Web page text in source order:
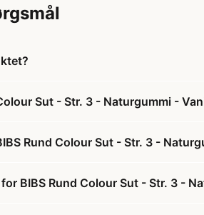
Sut - Str. 3 - Naturgummi -
Rund Colour Sut - Str. 3 -
BIBS Rund Colour Sut - Str. 3 -